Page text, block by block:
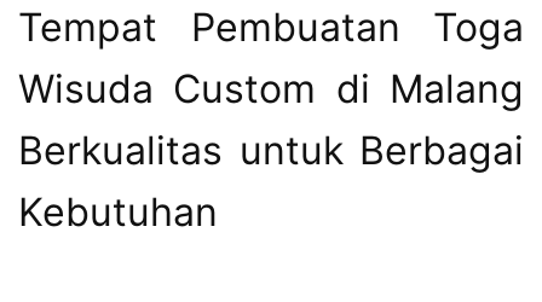
Tempat Pembuatan Toga
Wisuda Custom di Malang
Berkualitas untuk Berbagai
Kebutuhan